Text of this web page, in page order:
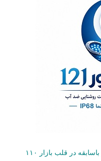
یک فروشگاه پویا و باسابقه در قلب بازار ۱۱۰